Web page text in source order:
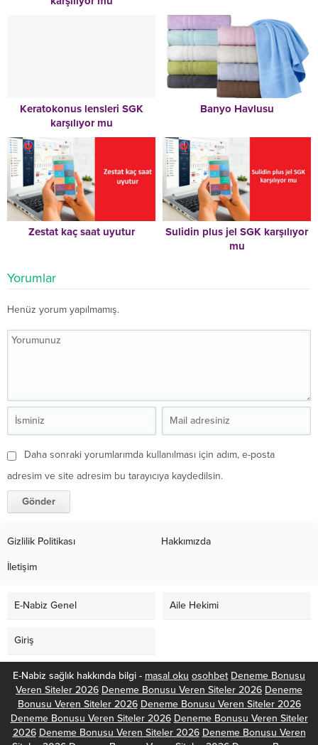
Keratokonus lensleri SGK
karşılıyor mu
Banyo Havlusu
Zestat kaç saat uyutur
Sulidin plus jel SGK karşılıyor
mu
Yorumlar
Henüz yorum yapılmamış.
Daha sonraki yorumlarımda kullanılması için adım, e-posta
adresim ve site adresim bu tarayıcıya kaydedilsin.
Gizlilik Politikası Hakkımızda
İletişim
E-Nabiz Genel Aile Hekimi
Giriş
E-Nabiz sağlık hakkında bilgi - masal oku osohbet Deneme Bonusu
Veren Siteler 2026 Deneme Bonusu Veren Siteler 2026 Deneme
Bonusu Veren Siteler 2026 Deneme Bonusu Veren Siteler 2026
Deneme Bonusu Veren Siteler 2026 Deneme Bonusu Veren Siteler
2026 Deneme Bonusu Veren Siteler 2026 Deneme Bonusu Veren